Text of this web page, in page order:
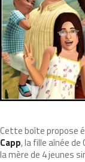
Cette boîte propose
Capp, la fille aînée
la mère de 4 jeunes